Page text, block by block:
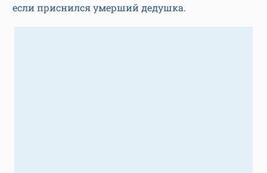
если приснился умерший дедушка.